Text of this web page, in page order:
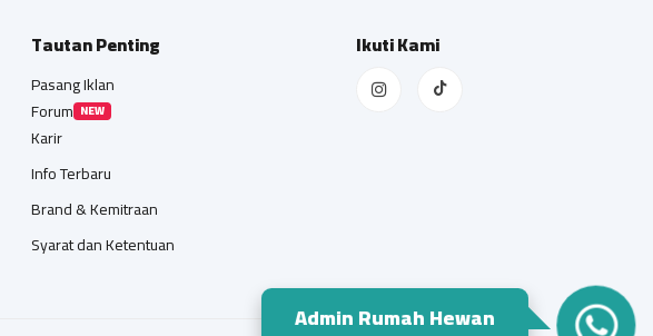
Admin Rumah Hewan
Tautan Penting
Pasang Iklan
Forum NEW
Karir
Info Terbaru
Brand & Kemitraan
Syarat dan Ketentuan
Ikuti Kami